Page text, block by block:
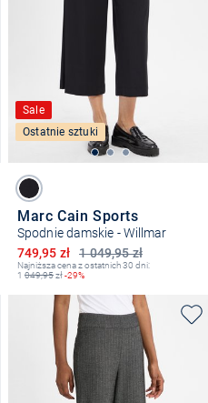
Sale
Ostatnie sztuki
Marc Cain Sports
Spodnie damskie - Willmar
1 049,95 zł
Obniżona cena
749,95 zł
Najniższa cena z ostatnich 30 dni:
1 049,95zł-29%